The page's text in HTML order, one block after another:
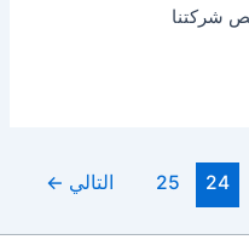
شركتنا
24
25 التالي ←